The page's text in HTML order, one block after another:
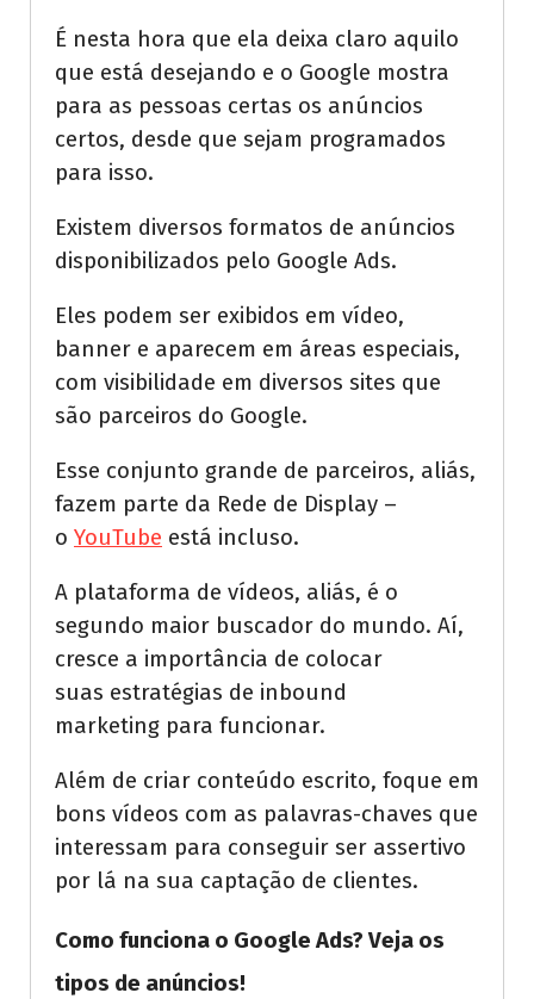
É nesta hora que ela deixa claro aquilo
que está desejando e o Google mostra
para as pessoas certas os anúncios
certos, desde que sejam programados
para isso.
Existem diversos formatos de anúncios
disponibilizados pelo Google Ads.
Eles podem ser exibidos em vídeo,
banner e aparecem em áreas especiais,
com visibilidade em diversos sites que
são parceiros do Google.
Esse conjunto grande de parceiros, aliás,
fazem parte da Rede de Display –
o YouTube está incluso.
A plataforma de vídeos, aliás, é o
segundo maior buscador do mundo. Aí,
cresce a importância de colocar
suas estratégias de inbound
marketing para funcionar.
Além de criar conteúdo escrito, foque em
bons vídeos com as palavras-chaves que
interessam para conseguir ser assertivo
por lá na sua captação de clientes.
Como funciona o Google Ads? Veja os
tipos de anúncios!